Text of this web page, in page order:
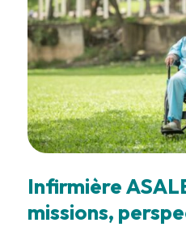
Infirmière
missions,